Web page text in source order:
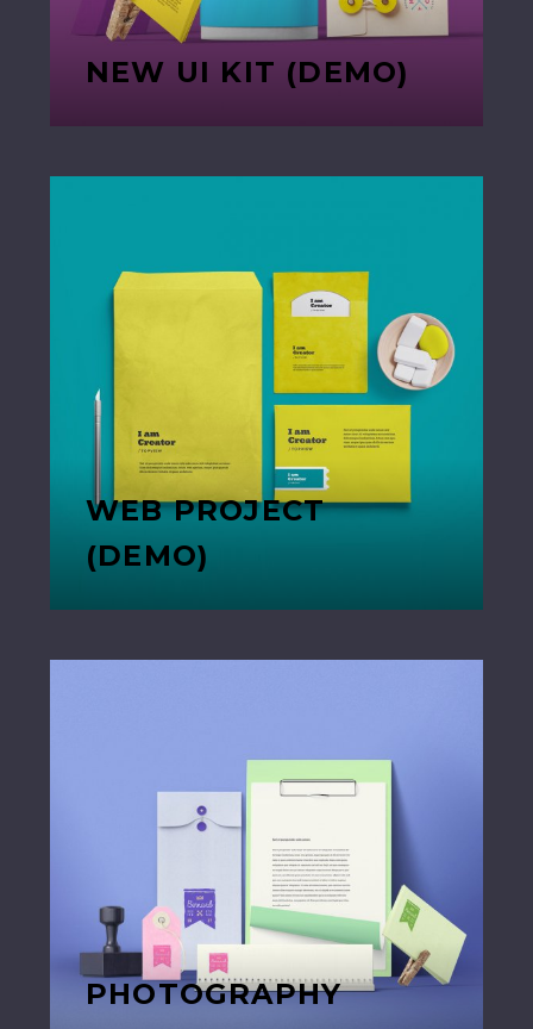
NEW UI KIT (DEMO)
WEB PROJECT
(DEMO)
PHOTOGRAPHY